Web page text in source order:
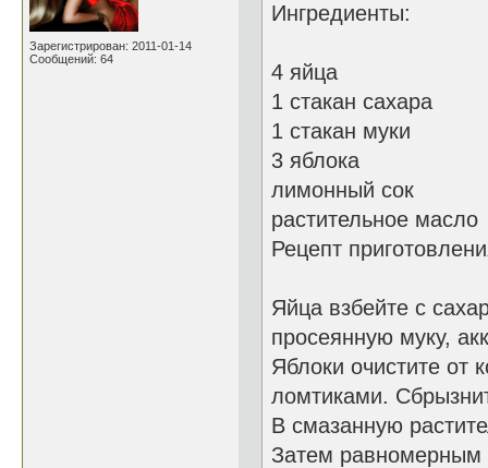
Зарегистрирован: 2011-01-14
Сообщений: 64
Ингредиенты:
4 яйца
1 стакан сахара
1 стакан муки
3 яблока
лимонный сок
растительное масло
Рецепт
Яйца взбейте с
просеянную муку,
Яблоки очистите от
ломтиками.
В смазанную
Затем равномерным